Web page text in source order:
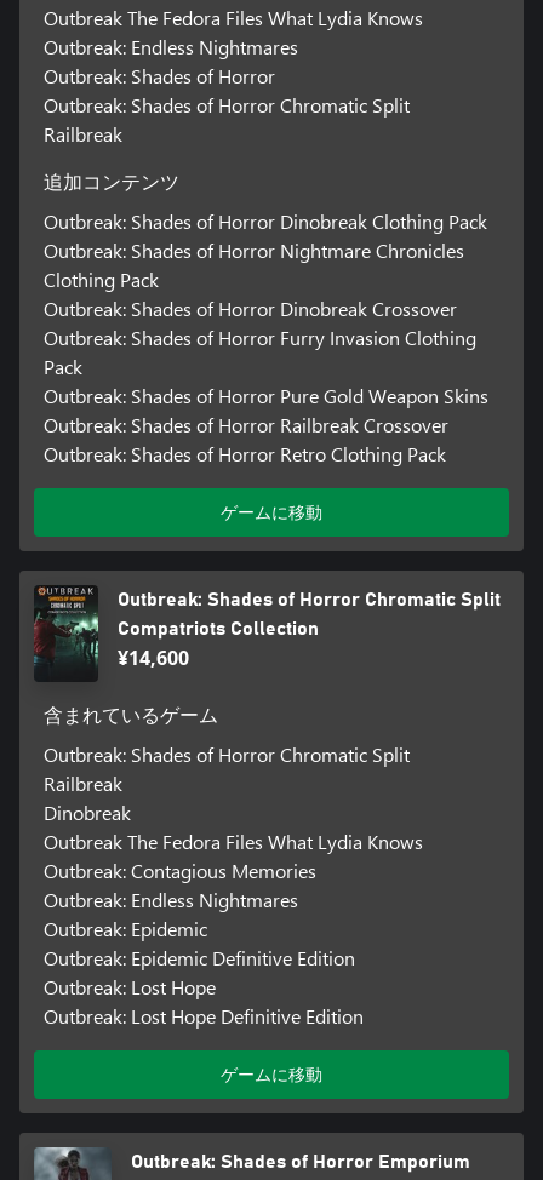
Outbreak The Fedora Files What Lydia Knows
Outbreak: Endless Nightmares
Outbreak: Shades of Horror
Outbreak: Shades of Horror Chromatic Split
Railbreak
追加コンテンツ
Outbreak: Shades of Horror Dinobreak Clothing Pack
Outbreak: Shades of Horror Nightmare Chronicles
Clothing Pack
Outbreak: Shades of Horror Dinobreak Crossover
Outbreak: Shades of Horror Furry Invasion Clothing
Pack
Outbreak: Shades of Horror Pure Gold Weapon Skins
Outbreak: Shades of Horror Railbreak Crossover
Outbreak: Shades of Horror Retro Clothing Pack
ゲームに移動
Outbreak: Shades of Horror Chromatic Split
Compatriots Collection
¥14,600
含まれているゲーム
Outbreak: Shades of Horror Chromatic Split
Railbreak
Dinobreak
Outbreak The Fedora Files What Lydia Knows
Outbreak: Contagious Memories
Outbreak: Endless Nightmares
Outbreak: Epidemic
Outbreak: Epidemic Definitive Edition
Outbreak: Lost Hope
Outbreak: Lost Hope Definitive Edition
ゲームに移動
Outbreak: Shades of Horror Emporium